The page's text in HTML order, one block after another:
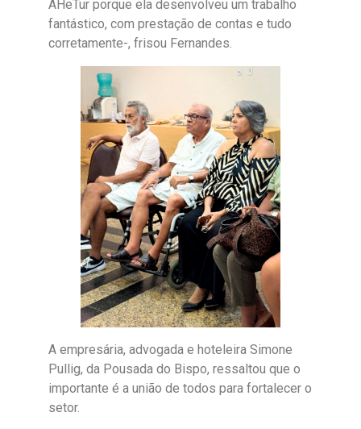
AHeTur porque ela desenvolveu um trabalho
fantástico, com prestação de contas e tudo
corretamente-, frisou Fernandes.
A empresária, advogada e hoteleira Simone
Pullig, da Pousada do Bispo, ressaltou que o
importante é a união de todos para fortalecer o
setor.